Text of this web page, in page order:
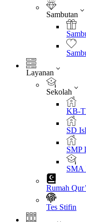
Sambutan
Layanan
Sekolah
KB-
SD
SMP
SMA
Rumah
Tes Stifin